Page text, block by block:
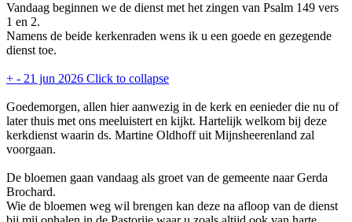
Vandaag beginnen we de dienst met het zingen van Psalm 149 vers
1 en 2.
Namens de beide kerkenraden wens ik u een goede en gezegende
dienst toe.
+ - 21 jun 2026 Click to collapse
Goedemorgen, allen hier aanwezig in de kerk en eenieder die nu of
later thuis met ons meeluistert en kijkt. Hartelijk welkom bij deze
kerkdienst waarin ds. Martine Oldhoff uit Mijnsheerenland zal
voorgaan.
De bloemen gaan vandaag als groet van de gemeente naar Gerda
Brochard.
Wie de bloemen weg wil brengen kan deze na afloop van de dienst